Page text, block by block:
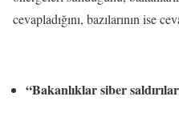
cevapladığını, bazılarının ise
“Bakanlıklar siber